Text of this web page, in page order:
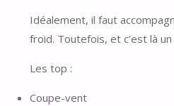
Idéalement, il faut
froid. Toutefois, et c’est là
Les top :
Coupe-vent